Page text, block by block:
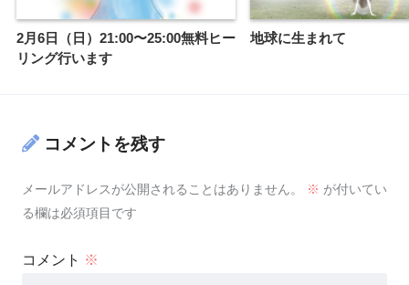
2月6日（日）21:00〜25:00無料ヒー
リング行います
地球に生まれて
コメントを残す
メールアドレスが公開されることはありません。 ※ が付いてい
る欄は必須項目です
コメント ※